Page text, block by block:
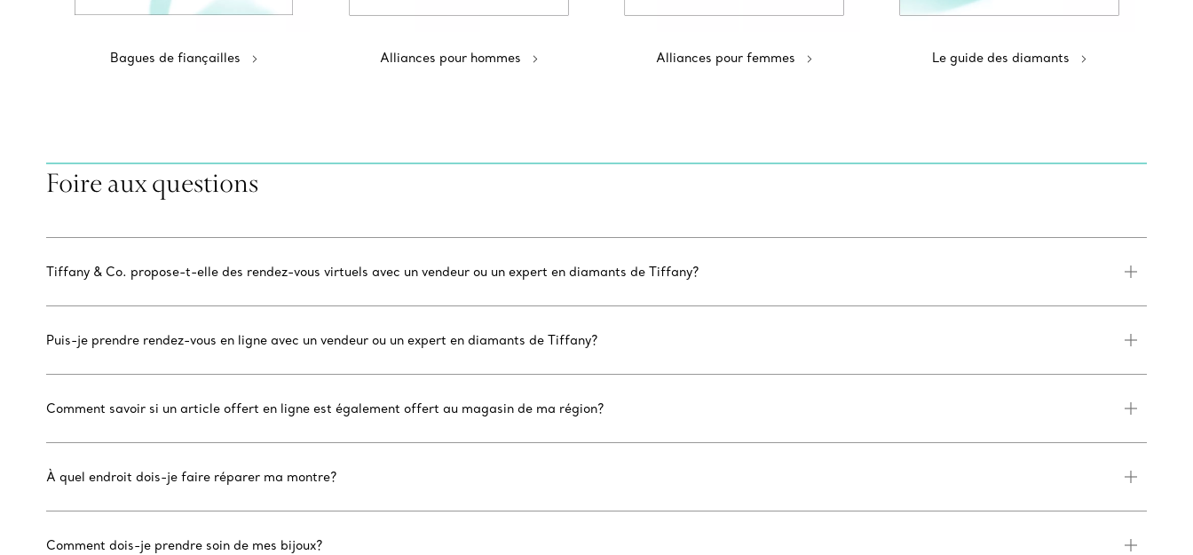
Bagues de fiançailles Alliances pour hommes Alliances pour femmes Le guide des diamants
Foire aux questions
Tiffany & Co. propose-t-elle des rendez-vous virtuels avec un vendeur ou un expert en diamants de Tiffany?
Puis-je prendre rendez-vous en ligne avec un vendeur ou un expert en diamants de Tiffany?
Comment savoir si un article offert en ligne est également offert au magasin de ma région?
À quel endroit dois-je faire réparer ma montre?
Comment dois-je prendre soin de mes bijoux?